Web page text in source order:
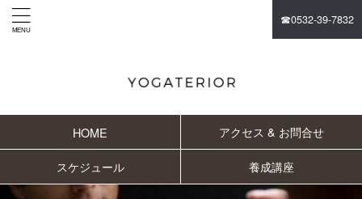
☎︎0532-39-7832
HOME アクセス & お問合せ
スケジュール 養成講座